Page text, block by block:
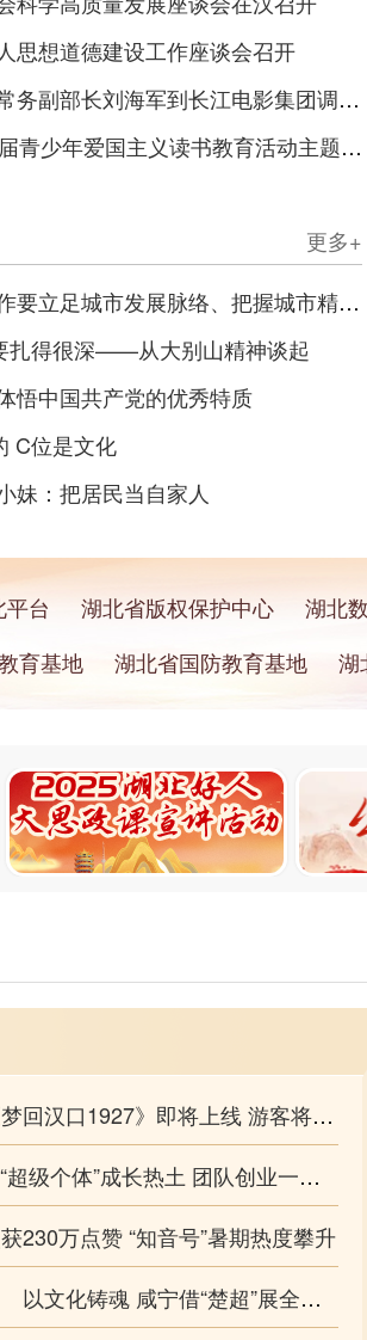
思想道德建设工作座谈会召开
副部长刘海军到长江电影集团调研指导工作
爱国主义读书教育活动主题展演分享会在武汉举行
更多+
立足城市发展脉络、把握城市精神特质
扎得很深——从大别山精神谈起
悟中国共产党的优秀特质
C位是文化
妹：把居民当自家人
台 湖北省版权保护中心 湖北
育基地 湖北省国防教育基地 湖
1927》即将上线 游客将化身秘密特工“触摸”历史风貌
体”成长热土 团队创业一年产出多部现象级作品
230万点赞 “知音号”暑期热度攀升
化铸魂 咸宁借“楚超”展全域文化底蕴